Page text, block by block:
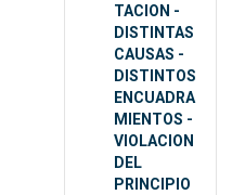
TACION -
DISTINTAS
CAUSAS -
DISTINTOS
ENCUADRA
MIENTOS -
VIOLACION
DEL
PRINCIPIO